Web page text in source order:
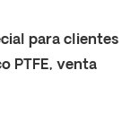
para clientes
PTFE, venta